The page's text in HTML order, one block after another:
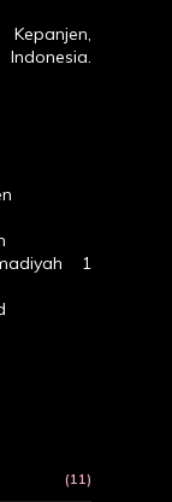
1
(11)